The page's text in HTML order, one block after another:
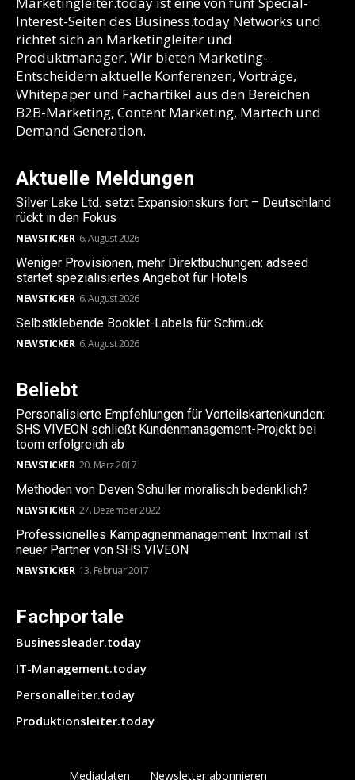
Interest-Seiten des Business.today Networks und
richtet sich an Marketingleiter und
Produktmanager. Wir bieten Marketing-
Entscheidern aktuelle Konferenzen, Vorträge,
Whitepaper und Fachartikel aus den Bereichen
B2B-Marketing, Content Marketing, Martech und
Demand Generation.
Aktuelle Meldungen
Silver Lake Ltd. setzt Expansionskurs fort – Deutschland
rückt in den Fokus
NEWSTICKER 6. August 2026
Weniger Provisionen, mehr Direktbuchungen: adseed
startet spezialisiertes Angebot für Hotels
NEWSTICKER 6. August 2026
Selbstklebende Booklet-Labels für Schmuck
NEWSTICKER 6. August 2026
Beliebt
Personalisierte Empfehlungen für Vorteilskartenkunden:
SHS VIVEON schließt Kundenmanagement-Projekt bei
toom erfolgreich ab
NEWSTICKER 20. März 2017
Methoden von Deven Schuller moralisch bedenklich?
NEWSTICKER 27. Dezember 2022
Professionelles Kampagnenmanagement: Inxmail ist
neuer Partner von SHS VIVEON
NEWSTICKER 13. Februar 2017
Fachportale
Businessleader.today
IT-Management.today
Personalleiter.today
Produktionsleiter.today
Mediadaten Newsletter abonnieren